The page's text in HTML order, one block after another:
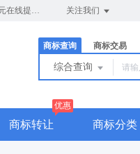
济南商标注册,商标注册查询,国际商标注册（699元在线提交） 关注我们
商标查询 商标交易
综合查询
商标转让
优惠
商标分类